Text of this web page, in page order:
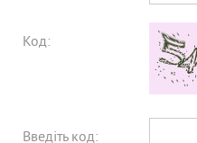
Код:
Введіть код: